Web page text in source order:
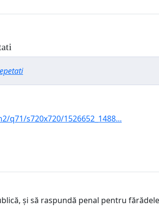
s720x720/1526652_1488...
și să raspundă penal pentru